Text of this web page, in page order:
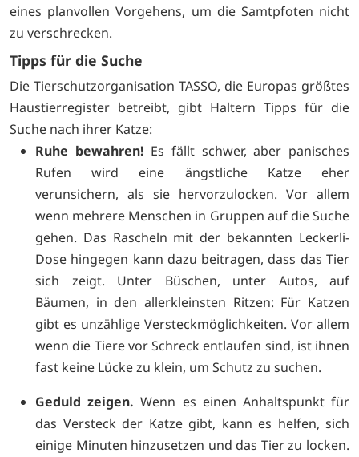
eines planvollen Vorgehens, um die Samtpfoten nicht
zu verschrecken.
Tipps für die Suche
Die Tierschutzorganisation TASSO, die Europas größtes
Haustierregister betreibt, gibt Haltern Tipps für die
Suche nach ihrer Katze:
Ruhe bewahren! Es fällt schwer, aber panisches
Rufen wird eine ängstliche Katze eher
verunsichern, als sie hervorzulocken. Vor allem
wenn mehrere Menschen in Gruppen auf die Suche
gehen. Das Rascheln mit der bekannten Leckerli-
Dose hingegen kann dazu beitragen, dass das Tier
sich zeigt. Unter Büschen, unter Autos, auf
Bäumen, in den allerkleinsten Ritzen: Für Katzen
gibt es unzählige Versteckmöglichkeiten. Vor allem
wenn die Tiere vor Schreck entlaufen sind, ist ihnen
fast keine Lücke zu klein, um Schutz zu suchen.
Geduld zeigen. Wenn es einen Anhaltspunkt für
das Versteck der Katze gibt, kann es helfen, sich
einige Minuten hinzusetzen und das Tier zu locken.